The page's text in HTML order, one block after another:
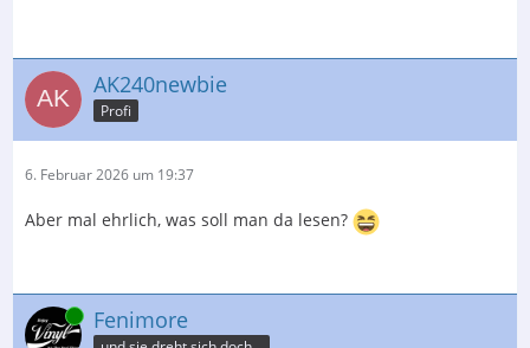
AK240newbie
Profi
6. Februar 2026 um 19:37
Aber mal ehrlich, was soll man da lesen?
Online Fenimore